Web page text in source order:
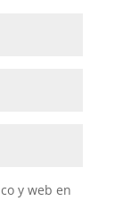
y web en